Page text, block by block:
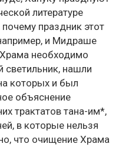
литературе
праздник этот
и Мидраше
необходимо
нашли
которых и был
объяснение
трактатов тана-им*,
в которые нельзя
что очищение Храма